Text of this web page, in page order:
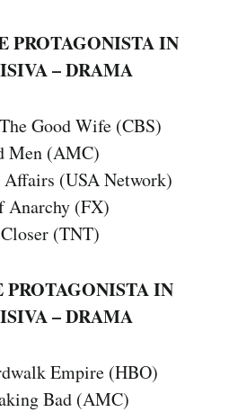
IN
– DRAMA
Good Wife (CBS)
Men (AMC)
Affairs (USA Network)
Anarchy (FX)
(TNT)
IN
– DRAMA
Empire (HBO)
Bad (AMC)